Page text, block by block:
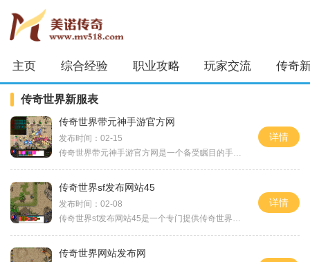
主页 综合经验 职业攻略 玩家交流 传奇
传奇世界新服表
传奇世界带元神手游官方网
发布时间：02-15
传奇世界带元神手游官方网是一个备受瞩目的手机游戏，它延续了传奇系列游戏的经典玩法，同时引入了新的元素，让玩家们在虚拟世界中尽情冒险。下面将为大家详细介绍这款游戏的
详情
传奇世界sf发布网站45
发布时间：02-08
传奇世界sf发布网站45是一个专门提供传奇世界私服服务的网站。作为传奇世界的玩家，我深深感受到了这个网站带给我游戏体验的全新风格和乐趣。我将向大家介绍传奇世界sf发布网站
详情
传奇世界网站发布网